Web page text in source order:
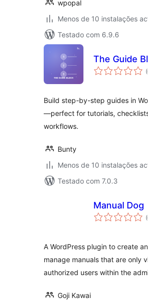
wpopal
Menos de 10 instalações
Testado com 6.9.6
The Guide
Build step-by-step guides in
—perfect for tutorials,
workflows.
Bunty
Menos de 10 instalações
Testado com 7.0.3
Manual Dog
A WordPress plugin to create
manage manuals that are only
authorized users within the
Goji Kawai